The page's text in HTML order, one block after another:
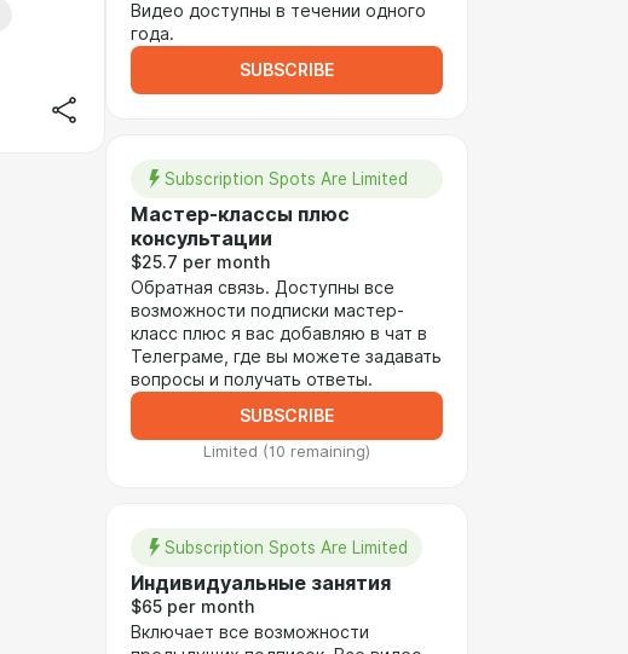
Видео доступны в течении одного
года.
SUBSCRIBE
Subscription Spots Are Limited
Мастер-классы плюс
консультации
$25.7 per month
Обратная связь. Доступны все
возможности подписки мастер-
класс плюс я вас добавляю в чат в
Телеграме, где вы можете задавать
вопросы и получать ответы.
SUBSCRIBE
Limited (10 remaining)
Subscription Spots Are Limited
Индивидуальные занятия
$65 per month
Включает все возможности